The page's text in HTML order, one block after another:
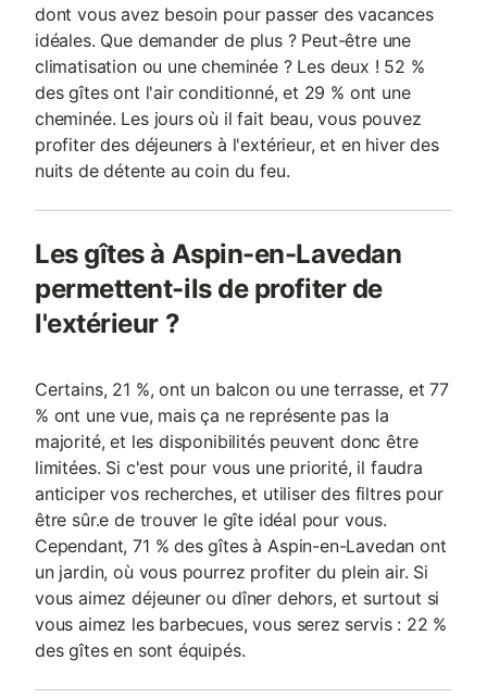
dont vous avez besoin pour passer des vacances
idéales. Que demander de plus ? Peut-être une
climatisation ou une cheminée ? Les deux ! 52 %
des gîtes ont l'air conditionné, et 29 % ont une
cheminée. Les jours où il fait beau, vous pouvez
profiter des déjeuners à l'extérieur, et en hiver des
nuits de détente au coin du feu.
Les gîtes à Aspin-en-Lavedan
permettent-ils de profiter de
l'extérieur ?
Certains, 21 %, ont un balcon ou une terrasse, et 77
% ont une vue, mais ça ne représente pas la
majorité, et les disponibilités peuvent donc être
limitées. Si c'est pour vous une priorité, il faudra
anticiper vos recherches, et utiliser des filtres pour
être sûr.e de trouver le gîte idéal pour vous.
Cependant, 71 % des gîtes à Aspin-en-Lavedan ont
un jardin, où vous pourrez profiter du plein air. Si
vous aimez déjeuner ou dîner dehors, et surtout si
vous aimez les barbecues, vous serez servis : 22 %
des gîtes en sont équipés.